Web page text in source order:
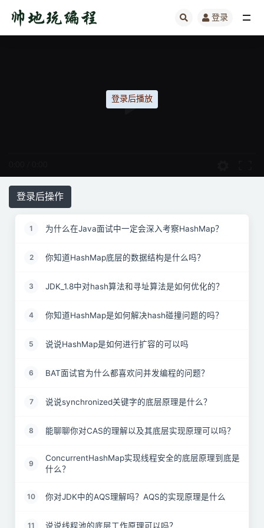
登录
登录后播放
登录后操作
1 为什么在Java面试中一定会深入考察HashMap？
2 你知道HashMap底层的数据结构是什么吗？
3 JDK_1.8中对hash算法和寻址算法是如何优化的？
4 你知道HashMap是如何解决hash碰撞问题的吗？
5 说说HashMap是如何进行扩容的可以吗
6 BAT面试官为什么都喜欢问并发编程的问题？
7 说说synchronized关键字的底层原理是什么？
8 能聊聊你对CAS的理解以及其底层实现原理可以吗？
9
ConcurrentHashMap实现线程安全的底层原理到底是
什么？
10 你对JDK中的AQS理解吗？AQS的实现原理是什么
11 说说线程池的底层工作原理可以吗？